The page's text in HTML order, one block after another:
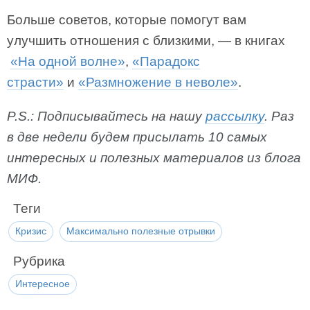
Больше советов, которые помогут вам
улучшить отношения с близкими, — в книгах
«На одной волне», «Парадокс
страсти» и «Размножение в неволе».
P.S.: Подписывайтесь на нашурассылку. Раз
в две недели будем присылать 10 самых
интересных и полезных материалов из блога
МИФ.
Теги
Кризис Максимально полезные отрывки
Рубрика
Интересное